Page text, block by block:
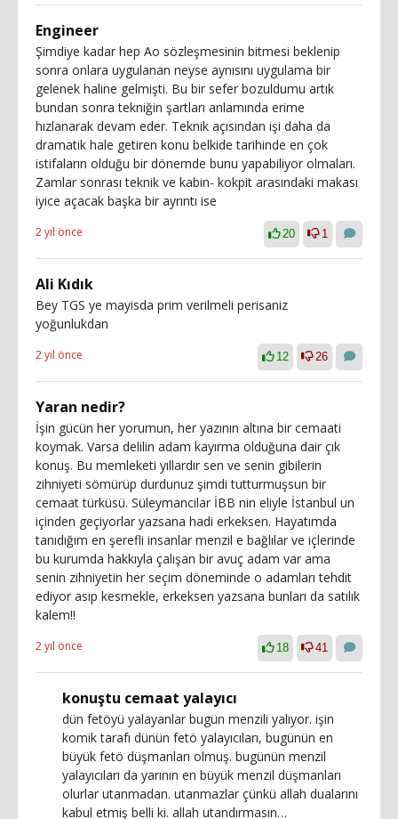
Engineer
Şimdiye kadar hep Ao sözleşmesinin bitmesi beklenip
sonra onlara uygulanan neyse aynısını uygulama bir
gelenek haline gelmişti. Bu bir sefer bozuldumu artık
bundan sonra tekniğin şartları anlamında erime
hızlanarak devam eder. Teknik açısından işi daha da
dramatik hale getiren konu belkide tarihinde en çok
istifaların olduğu bir dönemde bunu yapabiliyor olmaları.
Zamlar sonrası teknik ve kabin- kokpit arasındaki makası
iyice açacak başka bir ayrıntı ise
2 yıl önce 20 1
Ali Kıdık
Bey TGS ye mayisda prim verilmeli perisaniz
yoğunlukdan
2 yıl önce 12 26
Yaran nedir?
İşin gücün her yorumun, her yazının altına bir cemaati
koymak. Varsa delilin adam kayırma olduğuna dair çık
konuş. Bu memleketi yıllardır sen ve senin gibilerin
zihniyeti sömürüp durdunuz şimdi tutturmuşsun bir
cemaat türküsü. Süleymancilar İBB nin eliyle İstanbul un
içinden geçiyorlar yazsana hadi erkeksen. Hayatımda
tanıdığım en şerefli insanlar menzil e bağlılar ve içlerinde
bu kurumda hakkıyla çalışan bir avuç adam var ama
senin zihniyetin her seçim döneminde o adamları tehdit
ediyor asıp kesmekle, erkeksen yazsana bunları da satılık
kalem!!
2 yıl önce 18 41
konuştu cemaat yalayıcı
dün fetöyü yalayanlar bugün menzili yalıyor. işin
komik tarafı dünün fetö yalayıcıları, bugünün en
büyük fetö düşmanları olmuş. bugünün menzil
yalayıcıları da yarının en büyük menzil düşmanları
olurlar utanmadan. utanmazlar çünkü allah dualarını
kabul etmiş belli ki. allah utandırmasın…